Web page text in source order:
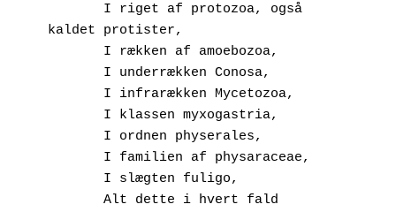
kaldet protister,
       I rækken af amoebozoa,
       I underrækken Conosa,
       I infrarækken Mycetozoa,
       I klassen myxogastria,
       I ordnen physerales,
       I familien af physaraceae,
       I slægten fuligo,
       Alt dette i hvert fald